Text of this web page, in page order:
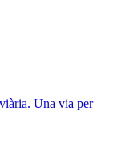
Una via per